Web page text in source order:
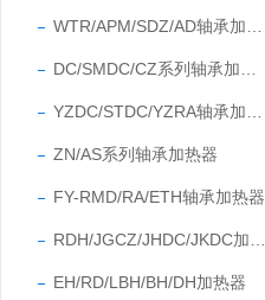
ZN/AS系列轴承加热器
FY-RMD/RA/ETH轴承加热器
EH/RD/LBH/BH/DH加热器